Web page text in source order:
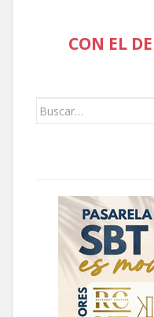
CON EL
Buscar: